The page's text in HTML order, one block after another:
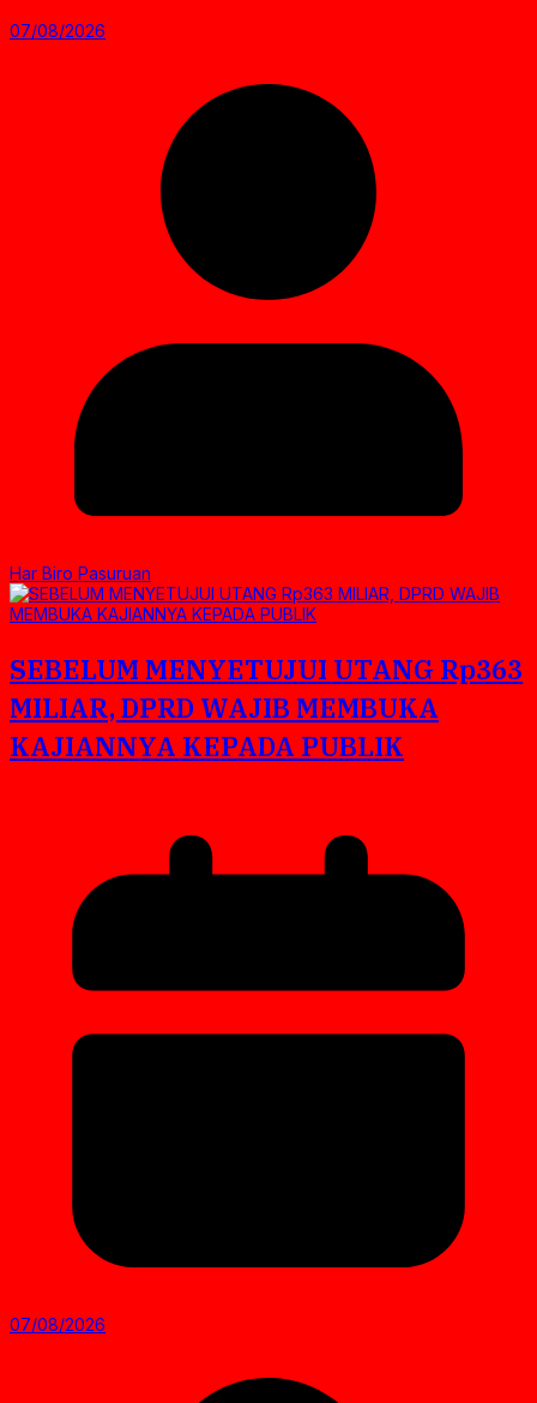
07/08/2026
Har Biro Pasuruan
SEBELUM MENYETUJUI UTANG Rp363
MILIAR, DPRD WAJIB MEMBUKA
KAJIANNYA KEPADA PUBLIK
07/08/2026